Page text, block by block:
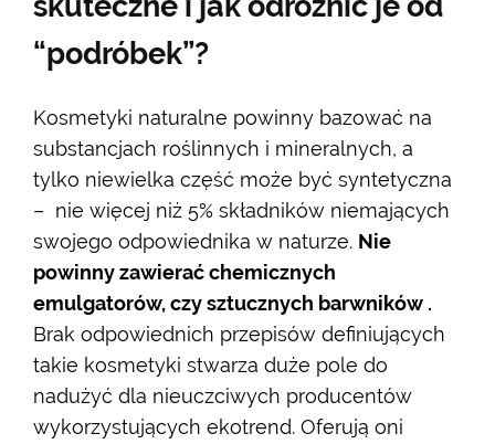
“podróbek”?
Kosmetyki naturalne powinny bazować na
substancjach roślinnych i mineralnych, a
tylko niewielka część może być syntetyczna
– nie więcej niż 5% składników niemających
swojego odpowiednika w naturze. Nie
powinny zawierać chemicznych
emulgatorów, czy sztucznych barwników .
Brak odpowiednich przepisów definiujących
takie kosmetyki stwarza duże pole do
nadużyć dla nieuczciwych producentów
wykorzystujących ekotrend. Oferują oni